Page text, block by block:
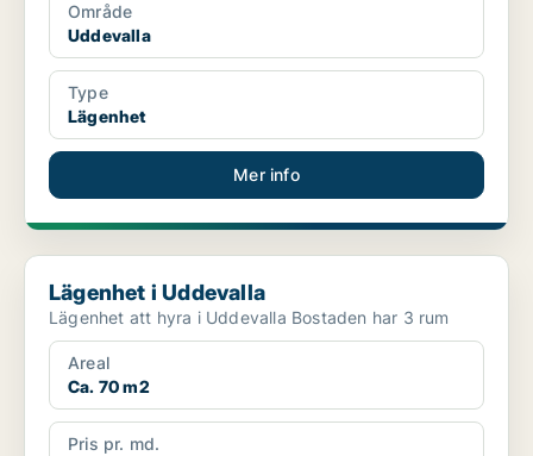
Område
Uddevalla
Type
Lägenhet
Mer info
Lägenhet i Uddevalla
Lägenhet i Uddevalla
Lägenhet att hyra i Uddevalla Bostaden har 3 rum
Areal
Ca. 70 m2
Pris pr. md.